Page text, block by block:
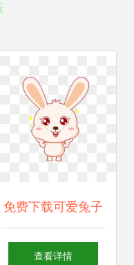
免费下载可爱兔子
图片 千库网PNG与
查看详情